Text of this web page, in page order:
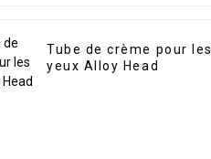
Tube de crème pour les
yeux Alloy Head